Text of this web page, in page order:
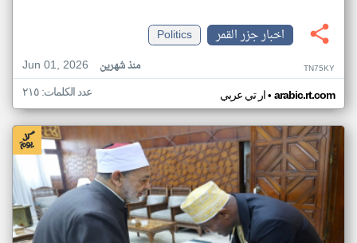
اخبار جزر القمر
Politics
Jun 01, 2026
منذ شهرين TN75KY
ار تي عربي• arabic.rt.com عدد الكلمات: ٢١٥